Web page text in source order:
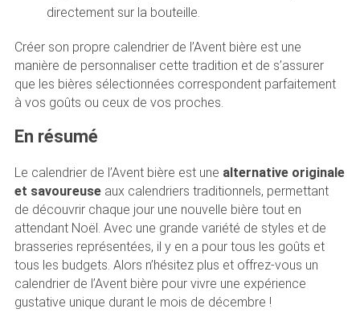
directement sur la bouteille.
Créer son propre calendrier de l’Avent bière est une
manière de personnaliser cette tradition et de s’assurer
que les bières sélectionnées correspondent parfaitement
à vos goûts ou ceux de vos proches.
En résumé
Le calendrier de l’Avent bière est une alternative originale
et savoureuseaux calendriers traditionnels, permettant
de découvrir chaque jour une nouvelle bière tout en
attendant Noël. Avec une grande variété de styles et de
brasseries représentées, il y en a pour tous les goûts et
tous les budgets. Alors n’hésitez plus et offrez-vous un
calendrier de l’Avent bière pour vivre une expérience
gustative unique durant le mois de décembre !